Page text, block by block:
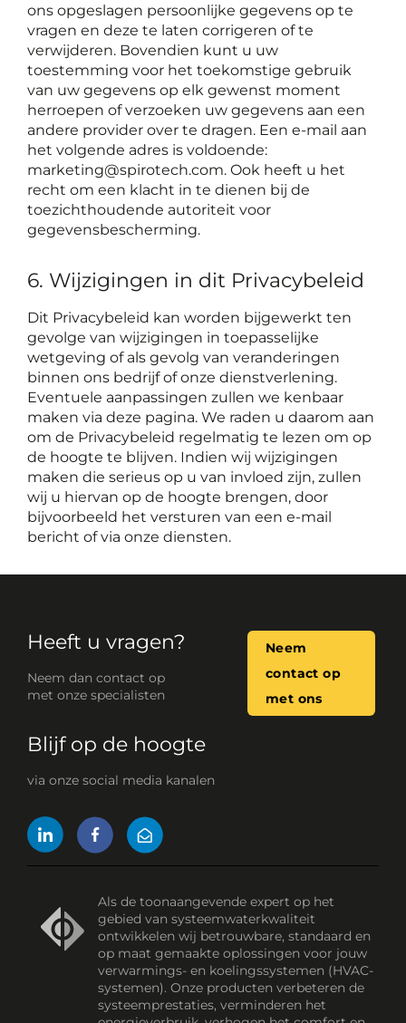
ons opgeslagen persoonlijke gegevens op te
vragen en deze te laten corrigeren of te
verwijderen. Bovendien kunt u uw
toestemming voor het toekomstige gebruik
van uw gegevens op elk gewenst moment
herroepen of verzoeken uw gegevens aan een
andere provider over te dragen. Een e-mail aan
het volgende adres is voldoende:
marketing@spirotech.com. Ook heeft u het
recht om een klacht in te dienen bij de
toezichthoudende autoriteit voor
gegevensbescherming.
6. Wijzigingen in dit Privacybeleid
Dit Privacybeleid kan worden bijgewerkt ten
gevolge van wijzigingen in toepasselijke
wetgeving of als gevolg van veranderingen
binnen ons bedrijf of onze dienstverlening.
Eventuele aanpassingen zullen we kenbaar
maken via deze pagina. We raden u daarom aan
om de Privacybeleid regelmatig te lezen om op
de hoogte te blijven. Indien wij wijzigingen
maken die serieus op u van invloed zijn, zullen
wij u hiervan op de hoogte brengen, door
bijvoorbeeld het versturen van een e-mail
bericht of via onze diensten.
Heeft u vragen?
Neem dan contact op
met onze specialisten
Neem
contact op
met ons
Blijf op de hoogte
via onze social media kanalen
Als de toonaangevende expert op het
gebied van systeemwaterkwaliteit
ontwikkelen wij betrouwbare, standaard en
op maat gemaakte oplossingen voor jouw
verwarmings- en koelingssystemen (HVAC-
systemen). Onze producten verbeteren de
systeemprestaties, verminderen het